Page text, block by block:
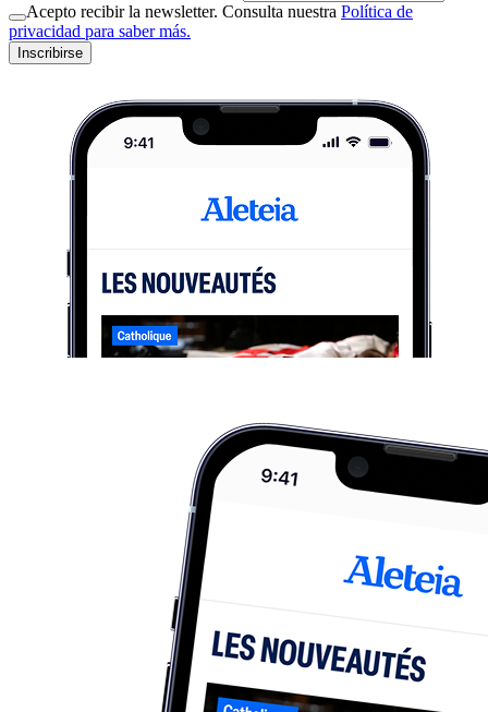
Acepto recibir la newsletter. Consulta nuestra Política de
privacidad para saber más.
Inscribirse